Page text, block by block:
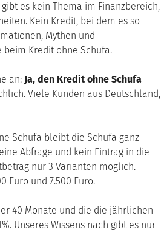
es kein Thema im Finanzbereich,
Kein Kredit, bei dem es so
Mythen und
Kredit ohne Schufa.
an: Ja, den Kredit ohne Schufa
Viele Kunden aus Deutschland,
Schufa bleibt die Schufa ganz
Abfrage und kein Eintrag in die
nur 3 Varianten möglich.
Euro und 7.500 Euro.
40 Monate und die die jährlichen
Unseres Wissens nach gibt es nur